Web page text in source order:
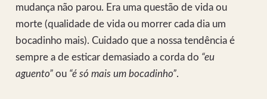
mudança não parou. Era uma questão de vida ou
morte (qualidade de vida ou morrer cada dia um
bocadinho mais). Cuidado que a nossa tendência é
sempre a de esticar demasiado a corda do “eu
aguento”ou “é só mais um bocadinho”.